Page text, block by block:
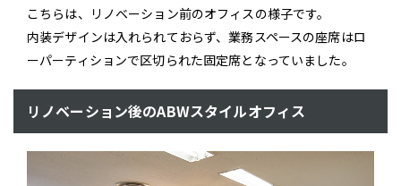
こちらは、リノベーション前のオフィスの様子です。
内装デザインは入れられておらず、業務スペースの座席はロ
ーパーティションで区切られた固定席となっていました。
リノベーション後のABWスタイルオフィス